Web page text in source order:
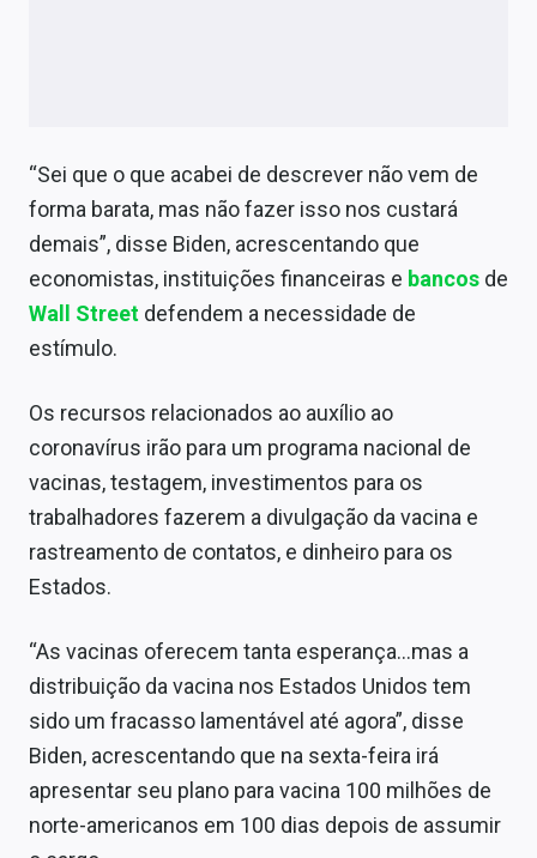
“Sei que o que acabei de descrever não vem de
forma barata, mas não fazer isso nos custará
demais”, disse Biden, acrescentando que
economistas, instituições financeiras e bancos de
Wall Street defendem a necessidade de
estímulo.
Os recursos relacionados ao auxílio ao
coronavírus irão para um programa nacional de
vacinas, testagem, investimentos para os
trabalhadores fazerem a divulgação da vacina e
rastreamento de contatos, e dinheiro para os
Estados.
“As vacinas oferecem tanta esperança…mas a
distribuição da vacina nos Estados Unidos tem
sido um fracasso lamentável até agora”, disse
Biden, acrescentando que na sexta-feira irá
apresentar seu plano para vacina 100 milhões de
norte-americanos em 100 dias depois de assumir